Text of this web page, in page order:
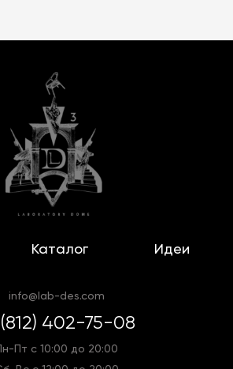
Каталог Идеи
info@lab-des.com
(812) 402-75-08
Пн-Пт с 10:00 до 20:00